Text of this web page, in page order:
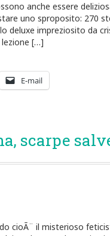
anche essere
uno sproposito: 270
deluxe impreziosito da
lezione […]
E-mail
scarpe
cioÃ¨ il misterioso